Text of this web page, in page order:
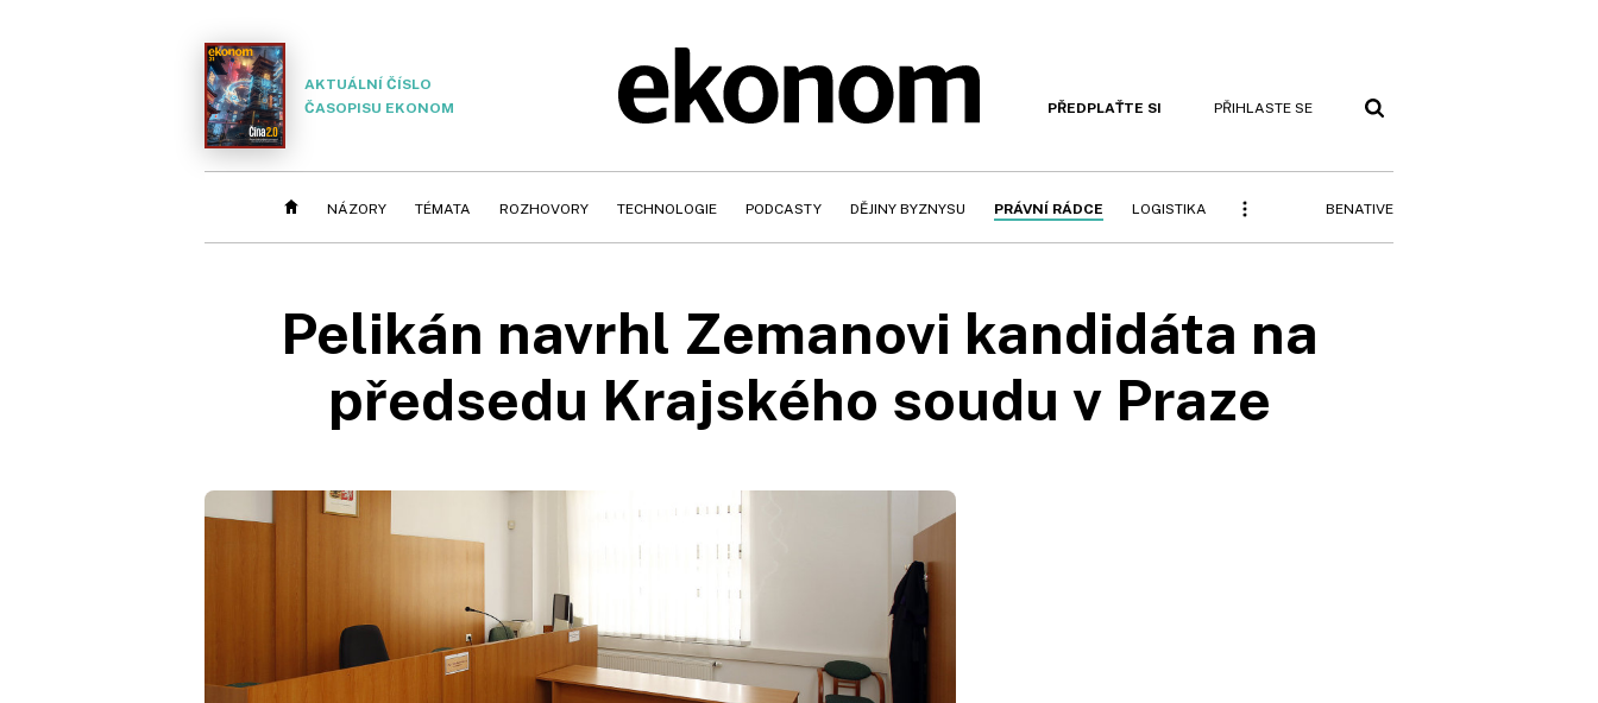
AKTUÁLNÍ ČÍSLO
ČASOPISU EKONOM
PŘEDPLAŤTE SI PŘIHLASTE SE
NÁZORY TÉMATA ROZHOVORY TECHNOLOGIE PODCASTY DĚJINY BYZNYSU PRÁVNÍ RÁDCE LOGISTIKA BENATIVE
Pelikán navrhl Zemanovi kandidáta na
předsedu Krajského soudu v Praze